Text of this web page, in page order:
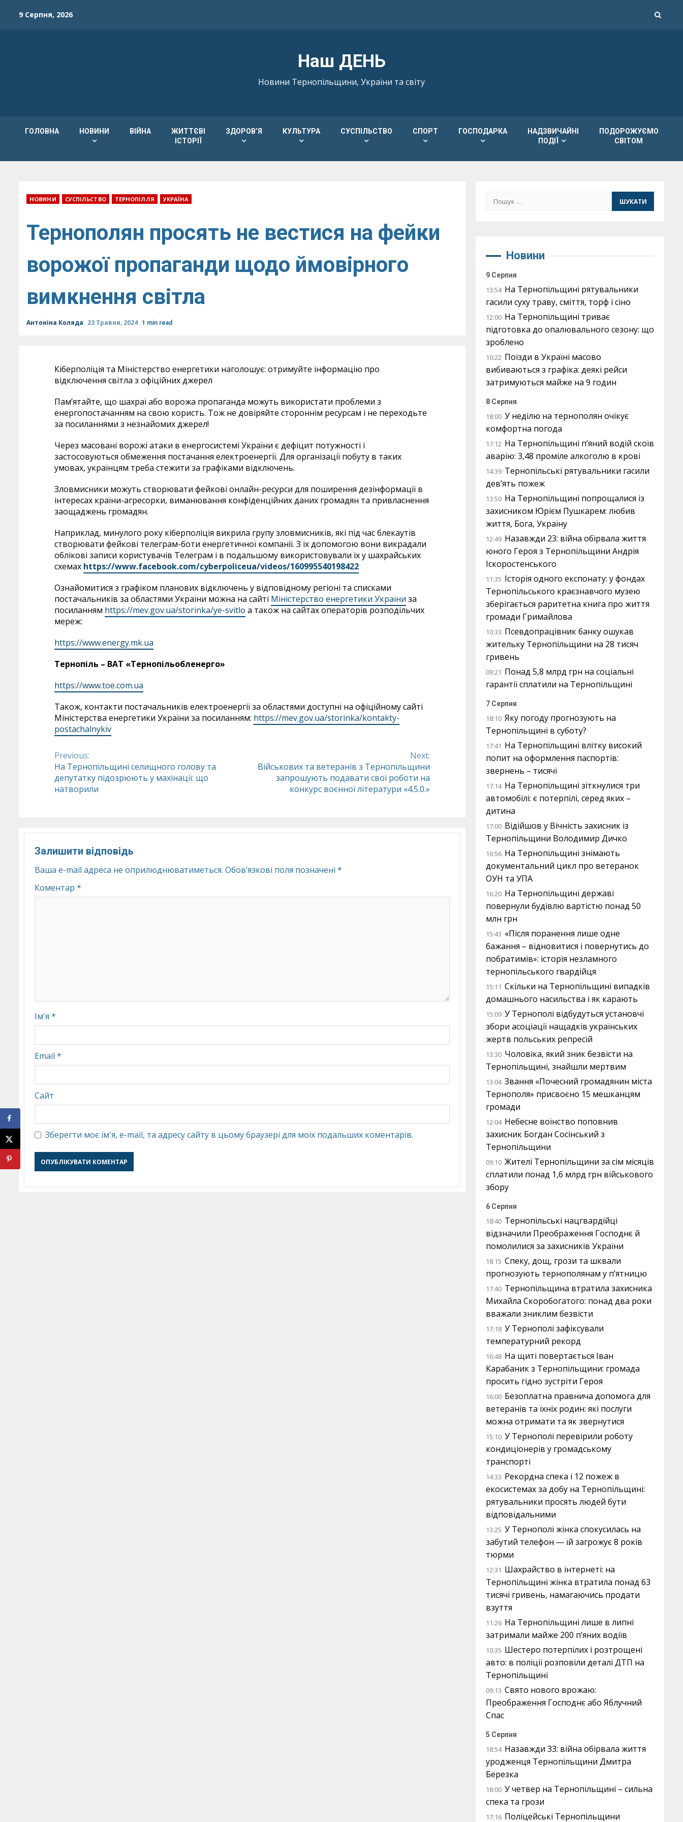
9 Серпня, 2026
Наш ДЕНЬ
Новини Тернопільщини, України та світу
ГОЛОВНА НОВИНИ ВІЙНА
ЖИТТЄВІ
ІСТОРІЇ
ЗДОРОВ’Я КУЛЬТУРА СУСПІЛЬСТВО СПОРТ ГОСПОДАРКА
НАДЗВИЧАЙНІ
ПОДІЇ
ПОДОРОЖУЄМО
СВІТОМ
НОВИНИ СУСПІЛЬСТВО ТЕРНОПІЛЛЯ УКРАЇНА
Тернополян просять не вестися на фейки
ворожої пропаганди щодо ймовірного
вимкнення світла
Антоніна Коляда 23 Травня, 2024 1 min read
Кіберполіція та Міністерство енергетики наголошує: отримуйте інформацію про
відключення світла з офіційних джерел
Памʼятайте, що шахраї або ворожа пропаганда можуть використати проблеми з
енергопостачанням на свою користь. Тож не довіряйте стороннім ресурсам і не переходьте
за посиланнями з незнайомих джерел!
Через масовані ворожі атаки в енергосистемі України є дефіцит потужності і
застосовуються обмеження постачання електроенергії. Для організації побуту в таких
умовах, українцям треба стежити за графіками відключень.
Зловмисники можуть створювати фейкові онлайн-ресурси для поширення дезінформації в
інтересах країни-агресорки, виманювання конфіденційних даних громадян та привласнення
заощаджень громадян.
Наприклад, минулого року кіберполіція викрила групу зловмисників, які під час блекаутів
створювати фейкові телеграм-боти енергетичної компанії. З їх допомогою вони викрадали
облікові записи користувачів Телеграм і в подальшому використовували їх у шахрайських
схемах https://www.facebook.com/cyberpoliceua/videos/160995540198422
Ознайомитися з графіком планових відключень у відповідному регіоні та списками
постачальників за областями України можна на сайті Міністерство енергетики України за
посиланням https://mev.gov.ua/storinka/ye-svitlo а також на сайтах операторів розподільчих
мереж:
https://www.energy.mk.ua
Тернопіль – ВАТ «Тернопільобленерго»
https://www.toe.com.ua
Також, контакти постачальників електроенергії за областями доступні на офіційному сайті
Міністерства енергетики України за посиланням: https://mev.gov.ua/storinka/kontakty-
postachalnykiv
Continue
Reading
Previous:
На Тернопільщині селищного голову та
депутатку підозрюють у махінації: що
натворили
Next:
Військових та ветеранів з Тернопільщини
запрошують подавати свої роботи на
конкурс воєнної літератури «4.5.0.»
Залишити відповідь
Ваша e-mail адреса не оприлюднюватиметься. Обов’язкові поля позначені *
Коментар *
Ім'я *
Email *
Сайт
Зберегти моє ім'я, e-mail, та адресу сайту в цьому браузері для моїх подальших коментарів.
Пошук:
Новини
9 Серпня
13:54 На Тернопільщині рятувальники
гасили суху траву, сміття, торф і сіно
12:00 На Тернопільщині триває
підготовка до опалювального сезону: що
зроблено
10:22 Поїзди в Україні масово
вибиваються з графіка: деякі рейси
затримуються майже на 9 годин
8 Серпня
18:00 У неділю на тернополян очікує
комфортна погода
17:12 На Тернопільщині п’яний водій скоїв
аварію: 3,48 проміле алкоголю в крові
14:39 Тернопільські рятувальники гасили
дев’ять пожеж
13:50 На Тернопільщині попрощалися із
захисником Юрієм Пушкарем: любив
життя, Бога, Україну
12:49 Назавжди 23: війна обірвала життя
юного Героя з Тернопільщини Андрія
Іскоростенського
11:35 Історія одного експонату: у фондах
Тернопільського краєзнавчого музею
зберігається раритетна книга про життя
громади Гримайлова
10:33 Псевдопрацівник банку ошукав
жительку Тернопільщини на 28 тисяч
гривень
09:21 Понад 5,8 млрд грн на соціальні
гарантії сплатили на Тернопільщині
7 Серпня
18:10 Яку погоду прогнозують на
Тернопільщині в суботу?
17:41 На Тернопільщині влітку високий
попит на оформлення паспортів:
звернень – тисячі
17:14 На Тернопільщині зіткнулися три
автомобілі: є потерпілі, серед яких –
дитина
17:00 Відійшов у Вічність захисник із
Тернопільщини Володимир Дичко
16:56 На Тернопільщині знімають
документальний цикл про ветеранок
ОУН та УПА
16:20 На Тернопільщині державі
повернули будівлю вартістю понад 50
млн грн
15:43 «Після поранення лише одне
бажання – відновитися і повернутись до
побратимів»: історія незламного
тернопільського гвардійця
15:11 Скільки на Тернопільщині випадків
домашнього насильства і як карають
15:09 У Тернополі відбудуться установчі
збори асоціації нащадків українських
жертв польських репресій
13:30 Чоловіка, який зник безвісти на
Тернопільщині, знайшли мертвим
13:04 Звання «Почесний громадянин міста
Тернополя» присвоєно 15 мешканцям
громади
12:04 Небесне воїнство поповнив
захисник Богдан Сосінський з
Тернопільщини
09:10 Жителі Тернопільщини за сім місяців
сплатили понад 1,6 млрд грн військового
збору
6 Серпня
18:40 Тернопільські нацгвардійці
відзначили Преображення Господнє й
помолилися за захисників України
18:15 Спеку, дощ, грози та шквали
прогнозують тернополянам у п’ятницю
17:40 Тернопільщина втратила захисника
Михайла Скоробогатого: понад два роки
вважали зниклим безвісти
17:18 У Тернополі зафіксували
температурний рекорд
16:48 На щиті повертається Іван
Карабаник з Тернопільщини: громада
просить гідно зустріти Героя
16:00 Безоплатна правнича допомога для
ветеранів та їхніх родин: які послуги
можна отримати та як звернутися
15:10 У Тернополі перевірили роботу
кондиціонерів у громадському
транспорті
14:33 Рекордна спека і 12 пожеж в
екосистемах за добу на Тернопільщині:
рятувальники просять людей бути
відповідальними
13:25 У Тернополі жінка спокусилась на
забутий телефон — їй загрожує 8 років
тюрми
12:31 Шахрайство в інтернеті: на
Тернопільщині жінка втратила понад 63
тисячі гривень, намагаючись продати
взуття
11:26 На Тернопільщині лише в липні
затримали майже 200 п’яних водіїв
10:35 Шестеро потерпілих і розтрощені
авто: в поліції розповіли деталі ДТП на
Тернопільщині
09:13 Свято нового врожаю:
Преображення Господнє або Яблучний
Спас
5 Серпня
18:54 Назавжди 33: війна обірвала життя
уродженця Тернопільщини Дмитра
Березка
18:00 У четвер на Тернопільщині – сильна
спека та грози
17:16 Поліцейські Тернопільщини